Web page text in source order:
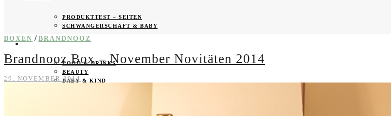
PRODUKTTEST – SEITEN
SCHWANGERSCHAFT & BABY
PRODUKTTESTER GESUCHT
FOOD & DRINKS
BEAUTY
BABY & KIND
BOXEN / BRANDNOOZ
Brandnooz Box – November Novitäten 2014
29. NOVEMBER 2014